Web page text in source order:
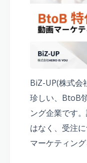
BiZ-UP(株式会
珍しい、BtoB
ング企業です
はなく、受注
マーケティン